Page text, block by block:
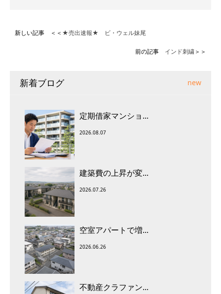
新しい記事 ＜＜ ★売出速報★ ビ・ウェル妹尾
前の記事 インド刺繍＞＞
新着ブログ new
定期借家マンショ...
2026.08.07
建築費の上昇が変...
2026.07.26
空室アパートで増...
2026.06.26
不動産クラファン...